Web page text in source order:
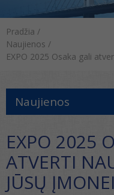
Pradžia /
Naujienos /
EXPO 2025 Osaka gali
Naujienos
EXPO 2025
ATVERTI
JŪSŲ ĮMONEI